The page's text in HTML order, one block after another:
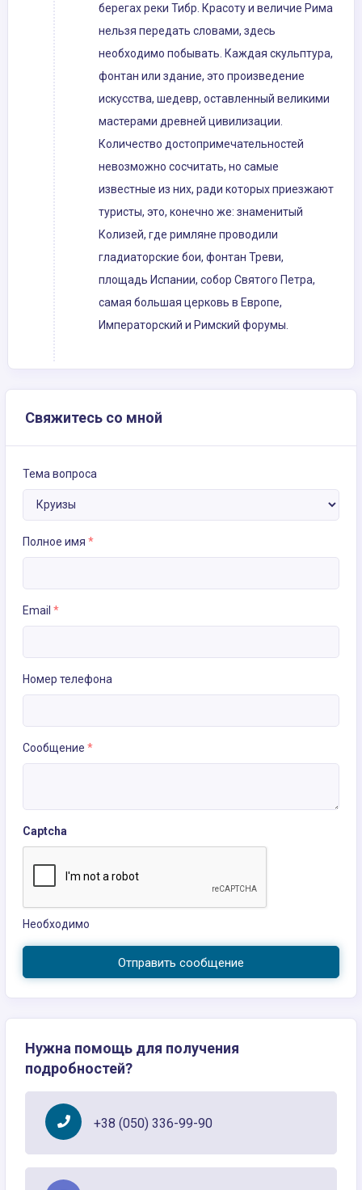
берегах реки Тибр. Красоту и величие Рима
нельзя передать словами, здесь
необходимо побывать. Каждая скульптура,
фонтан или здание, это произведение
искусства, шедевр, оставленный великими
мастерами древней цивилизации.
Количество достопримечательностей
невозможно сосчитать, но самые
известные из них, ради которых приезжают
туристы, это, конечно же: знаменитый
Колизей, где римляне проводили
гладиаторские бои, фонтан Треви,
площадь Испании, собор Святого Петра,
самая большая церковь в Европе,
Императорский и Римский форумы.
Свяжитесь со мной
Тема вопроса
Полное имя *
Email *
Номер телефона
Сообщение *
Captcha
Необходимо
Отправить сообщение
Нужна помощь для получения
подробностей?
+38 (050) 336-99-90